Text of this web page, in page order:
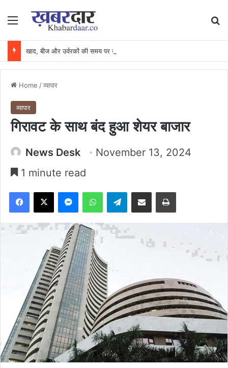
Menu
Home /व्यापार
व्यापार
गिरावट के साथ बंद हुआ शेयर बाजार
News Desk
November 13, 2024
1 minute read
Facebook
X MessengerWhatsAppTelegramShare via Email Print